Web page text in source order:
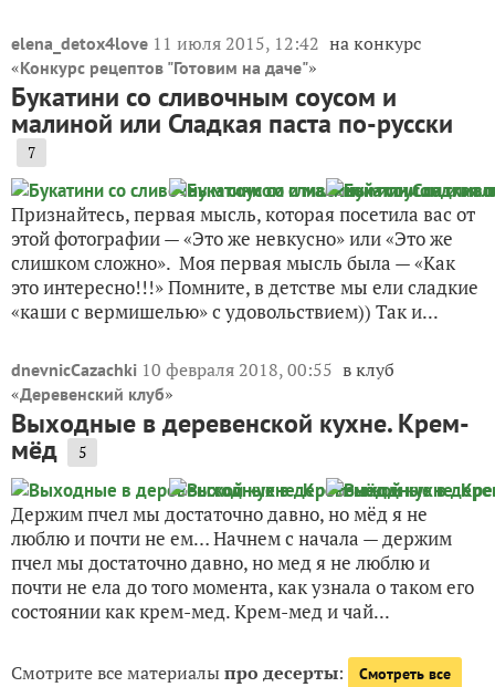
elena_detox4love 11 июля 2015, 12:42 на конкурс
«Конкурс рецептов "Готовим на даче"»
Букатини со сливочным соусом и
малиной или Сладкая паста по-русски
7
Признайтесь, первая мысль, которая посетила вас от
этой фотографии — «Это же невкусно» или «Это же
слишком сложно». Моя первая мысль была — «Как
это интересно!!!» Помните, в детстве мы ели сладкие
«каши с вермишелью» с удовольствием)) Так и...
dnevnicCazachki 10 февраля 2018, 00:55 в клуб
«Деревенский клуб»
Выходные в деревенской кухне. Крем-
мёд 5
Держим пчел мы достаточно давно, но мёд я не
люблю и почти не ем… Начнем с начала — держим
пчел мы достаточно давно, но мед я не люблю и
почти не ела до того момента, как узнала о таком его
состоянии как крем-мед. Крем-мед и чай...
Смотрите все материалыпро десерты: Смотреть все